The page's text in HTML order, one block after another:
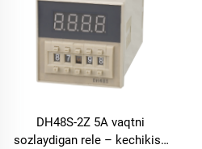
DH48S-2Z 5A vaqtni
sozlaydigan rele – kechikish